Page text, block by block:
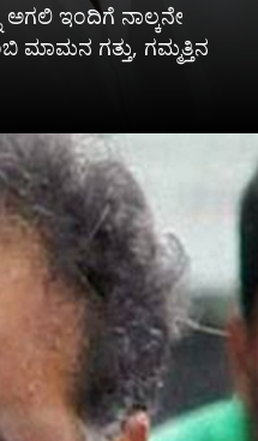
ಇಂದಿಗೆ ನಾಲ್ಕನೇ
ಮಾಮನ ಗತ್ತು, ಗಮ್ಮತ್ತಿನ